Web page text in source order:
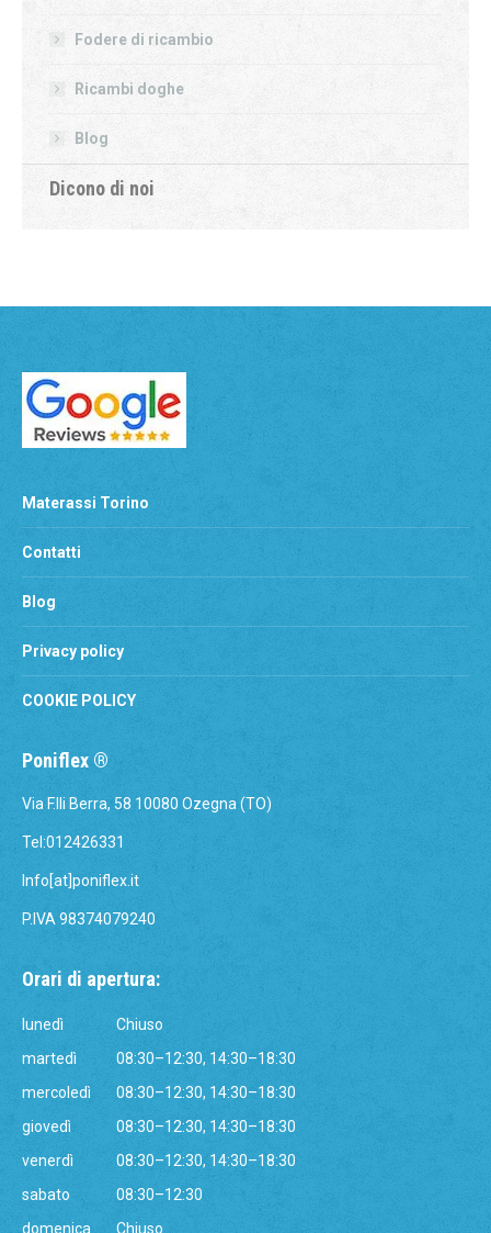
Fodere di ricambio
Ricambi doghe
Blog
Dicono di noi
Materassi Torino
Contatti
Blog
Privacy policy
COOKIE POLICY
Poniflex ®
Via F.lli Berra, 58 10080 Ozegna (TO)
Tel:012426331
Info[at]poniflex.it
P.IVA 98374079240
Orari di apertura:
lunedì
Chiuso
martedì
08:30–12:30, 14:30–18:30
mercoledì
08:30–12:30, 14:30–18:30
giovedì
08:30–12:30, 14:30–18:30
venerdì
08:30–12:30, 14:30–18:30
sabato
08:30–12:30
domenica
Chiuso